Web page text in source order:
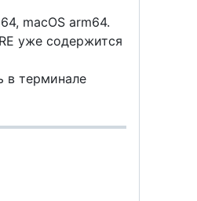
macOS arm64.
уже содержится
в терминале